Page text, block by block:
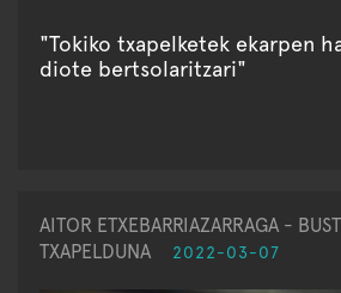
"Tokiko txapelketek ekarpen
diote bertsolaritzari"
AITOR ETXEBARRIAZARRAGA -
TXAPELDUNA
2022-03-07